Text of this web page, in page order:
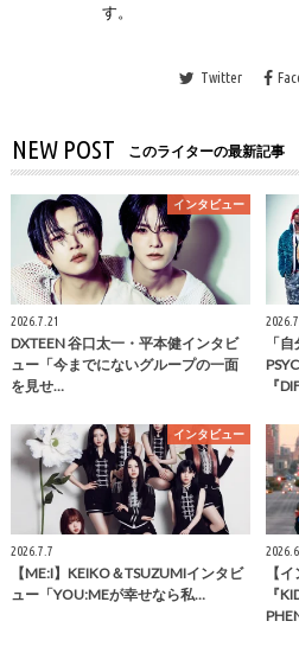
す。
Twitter
NEW POST このライターの最新記事
インタビュー
2026.7.21
DXTEEN 谷口太一・平本健インタビ
ュー「今までにないグループの一面
を見せ…
「
『
インタビュー
2026.7.7
【ME:I】KEIKO＆TSUZUMIインタビ
ュー「YOU:MEが幸せなら私…
【
『